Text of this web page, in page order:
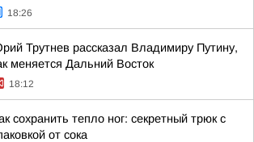
18:26
Трутнев рассказал Владимиру Путину,
меняется Дальний Восток
18:12
сохранить тепло ног: секретный трюк с
от сока